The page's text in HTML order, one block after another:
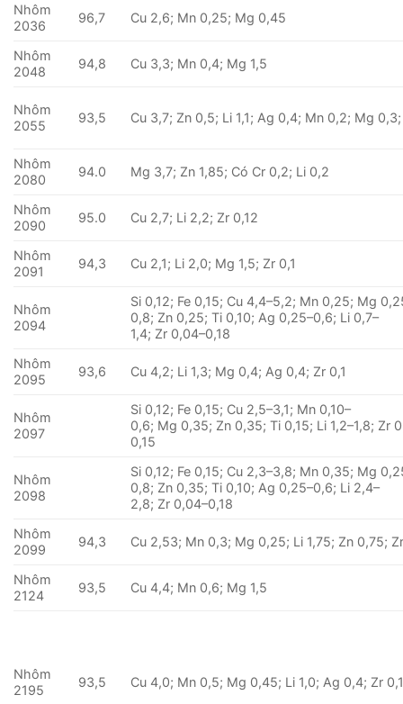
Nhôm
2036
96,7 Cu 2,6; Mn 0,25; Mg 0,45
Nhôm
2048
94,8 Cu 3,3; Mn 0,4; Mg 1,5
Nhôm
2055
93,5 Cu 3,7; Zn 0,5; Li 1,1; Ag 0,4; Mn 0,2; Mg
Nhôm
2080
94.0 Mg 3,7; Zn 1,85; Có Cr 0,2; Li 0,2
Nhôm
2090
95.0 Cu 2,7; Li 2,2; Zr 0,12
Nhôm
2091
94,3 Cu 2,1; Li 2,0; Mg 1,5; Zr 0,1
Nhôm
2094
Si 0,12; Fe 0,15; Cu 4,4–5,2; Mn 0,25; Mg
0,8; Zn 0,25; Ti 0,10; Ag 0,25–0,6; Li 0,7–
1,4; Zr 0,04–0,18
Nhôm
2095
93,6 Cu 4,2; Li 1,3; Mg 0,4; Ag 0,4; Zr 0,1
Nhôm
2097
Si 0,12; Fe 0,15; Cu 2,5–3,1; Mn 0,10–
0,6; Mg 0,35; Zn 0,35; Ti 0,15; Li 1,2–1,8; Zr
0,15
Nhôm
2098
Si 0,12; Fe 0,15; Cu 2,3–3,8; Mn 0,35; Mg
0,8; Zn 0,35; Ti 0,10; Ag 0,25–0,6; Li 2,4–
2,8; Zr 0,04–0,18
Nhôm
2099
94,3 Cu 2,53; Mn 0,3; Mg 0,25; Li 1,75; Zn 0,75;
Nhôm
2124
93,5 Cu 4,4; Mn 0,6; Mg 1,5
Nhôm
2195
93,5 Cu 4,0; Mn 0,5; Mg 0,45; Li 1,0; Ag 0,4; Zr